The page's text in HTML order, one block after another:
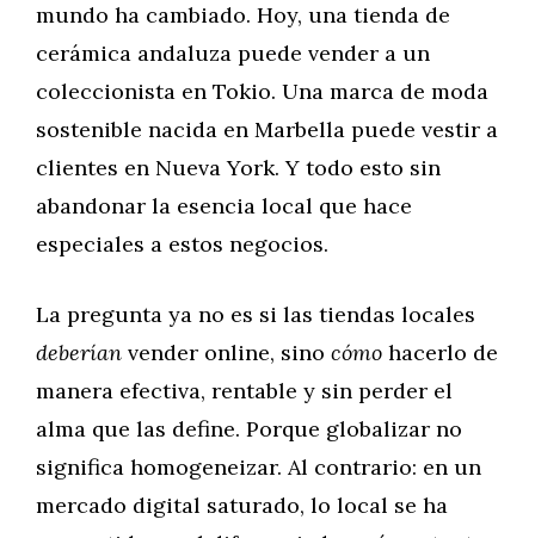
mundo ha cambiado. Hoy, una tienda de
cerámica andaluza puede vender a un
coleccionista en Tokio. Una marca de moda
sostenible nacida en Marbella puede vestir a
clientes en Nueva York. Y todo esto sin
abandonar la esencia local que hace
especiales a estos negocios.
La pregunta ya no es si las tiendas locales
deberían vender online, sino cómo hacerlo de
manera efectiva, rentable y sin perder el
alma que las define. Porque globalizar no
significa homogeneizar. Al contrario: en un
mercado digital saturado, lo local se ha